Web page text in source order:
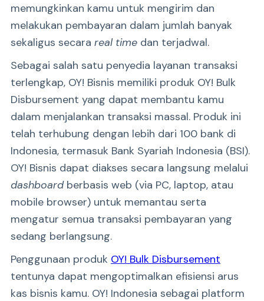
memungkinkan kamu untuk mengirim dan
melakukan pembayaran dalam jumlah banyak
sekaligus secara real time dan terjadwal.
Sebagai salah satu penyedia layanan transaksi
terlengkap, OY! Bisnis memiliki produk OY! Bulk
Disbursement yang dapat membantu kamu
dalam menjalankan transaksi massal. Produk ini
telah terhubung dengan lebih dari 100 bank di
Indonesia, termasuk Bank Syariah Indonesia (BSI).
OY! Bisnis dapat diakses secara langsung melalui
dashboardberbasis web (via PC, laptop, atau
mobile browser) untuk memantau serta
mengatur semua transaksi pembayaran yang
sedang berlangsung.
Penggunaan produk OY! Bulk Disbursement
tentunya dapat mengoptimalkan efisiensi arus
kas bisnis kamu. OY! Indonesia sebagai platform